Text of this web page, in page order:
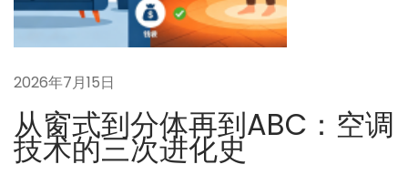
答
下
一
文
章
B
C
系
统
2026年7月15日
从窗式到分体再到ABC：空调
技术的三次进化史